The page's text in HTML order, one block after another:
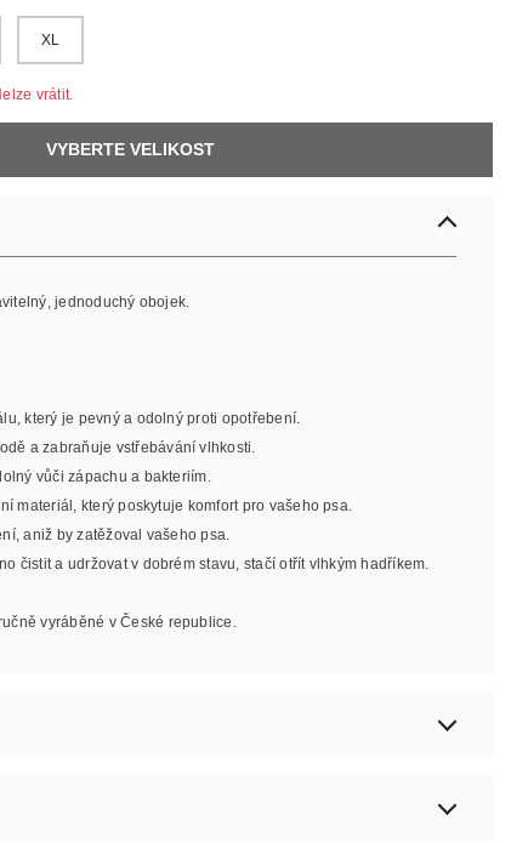
XL
vrátit.
VYBERTE VELIKOST
jednoduchý obojek.
který je pevný a odolný proti opotřebení.
a zabraňuje vstřebávání vlhkosti.
vůči zápachu a bakteriím.
materiál, který poskytuje komfort pro vašeho psa.
aniž by zatěžoval vašeho psa.
čistit a udržovat v dobrém stavu, stačí otřít vlhkým hadříkem.
vyráběné v České republice.